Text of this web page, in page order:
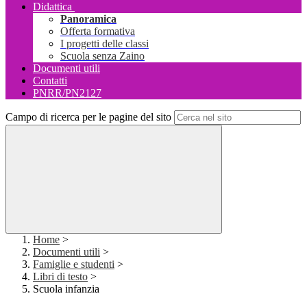
Didattica
Panoramica
Offerta formativa
I progetti delle classi
Scuola senza Zaino
Documenti utili
Contatti
PNRR/PN2127
Campo di ricerca per le pagine del sito
Home >
Documenti utili >
Famiglie e studenti >
Libri di testo >
Scuola infanzia